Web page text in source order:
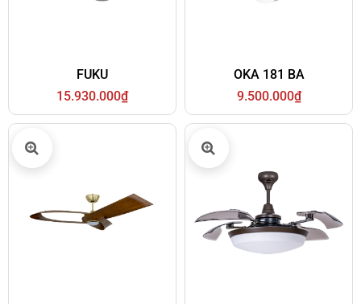
FUKU
15.930.000₫
OKA 181 BA
9.500.000₫